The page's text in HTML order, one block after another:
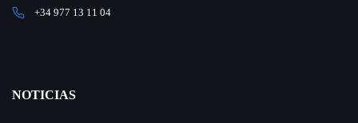
+34 977 13 11 04
NOTICIAS